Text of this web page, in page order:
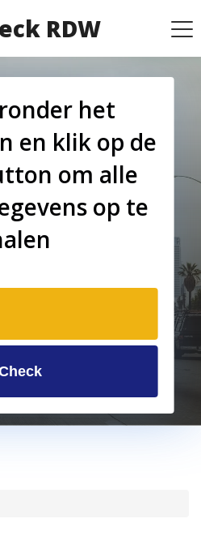
RDW
het
en klik op de
om alle
op te